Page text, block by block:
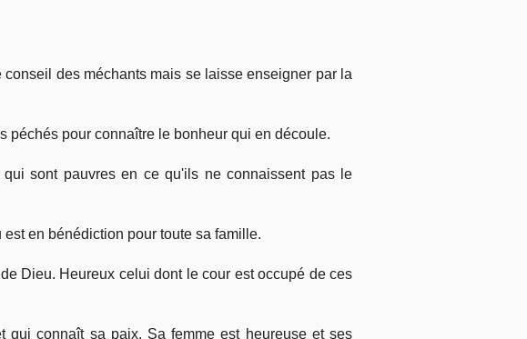
des méchants mais se laisse enseigner par la
péchés pour connaître le bonheur qui en découle.
sont pauvres en ce qu'ils ne connaissent pas le
en bénédiction pour toute sa famille.
Dieu. Heureux celui dont le cour est occupé de ces
connaît sa paix. Sa femme est heureuse et ses